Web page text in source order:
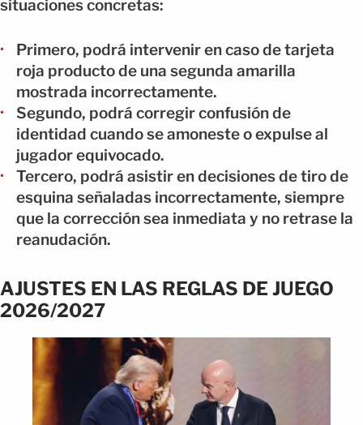
situaciones concretas:
Primero, podrá intervenir en caso de tarjeta
roja producto de una segunda amarilla
mostrada incorrectamente.
Segundo, podrá corregir confusión de
identidad cuando se amoneste o expulse al
jugador equivocado.
Tercero, podrá asistir en decisiones de tiro de
esquina señaladas incorrectamente, siempre
que la corrección sea inmediata y no retrase la
reanudación.
AJUSTES EN LAS REGLAS DE JUEGO
2026/2027